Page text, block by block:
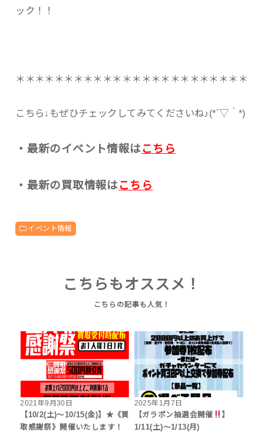
ック！！
＊＊＊＊＊＊＊＊＊＊＊＊＊＊＊＊＊＊＊＊＊＊＊＊
こちら↓もぜひチェックしてみてくださいね♪(*´▽｀*)
・最新のイベント情報はこちら
・最新の買取情報はこちら
イベント情報
こちらもオススメ！
2021年9月30日
【10/2(土)～10/15(金)】★《買
取感謝祭》開催いたします！
2025年1月7日
【ガラポン抽選会開催
】
1/11(土)～1/13(月)